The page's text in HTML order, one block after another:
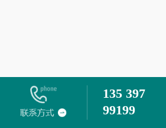
135 397
99199